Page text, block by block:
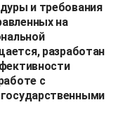
и требования
на
разработан
с